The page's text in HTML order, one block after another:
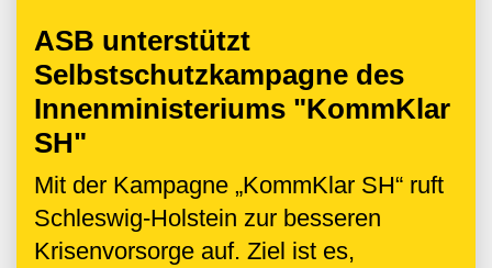
ASB unterstützt
Selbstschutzkampagne des
Innenministeriums "KommKlar
SH"
Mit der Kampagne „KommKlar SH“ ruft
Schleswig-Holstein zur besseren
Krisenvorsorge auf. Ziel ist es,